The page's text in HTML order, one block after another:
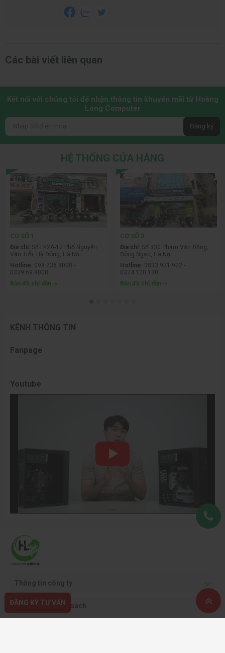
Các bài viết liên quan
Kết nối với chúng tôi để nhận thông tin khuyến mãi từ Hoàng
Long Computer
Đăng ký
HỆ THỐNG CỬA HÀNG
CƠ SỞ 1
Địa chỉ: Số LK2A-17 Phố Nguyễn
Văn Trỗi, Hà Đông, Hà Nội
Hotline: 098.236.8008 -
0339.69.8008
Bản đồ chỉ dẫn
CƠ SỞ 3
Địa chỉ: Số 330 Phạm Văn Đồng,
Đông Ngạc, Hà Nội
Hotline: 0833.921.922 -
0374.120.130
Bản đồ chỉ dẫn
KÊNH THÔNG TIN
Fanpage
Youtube
Thông tin công ty
Quy định & chính sách
ĐĂNG KÝ TƯ VẤN